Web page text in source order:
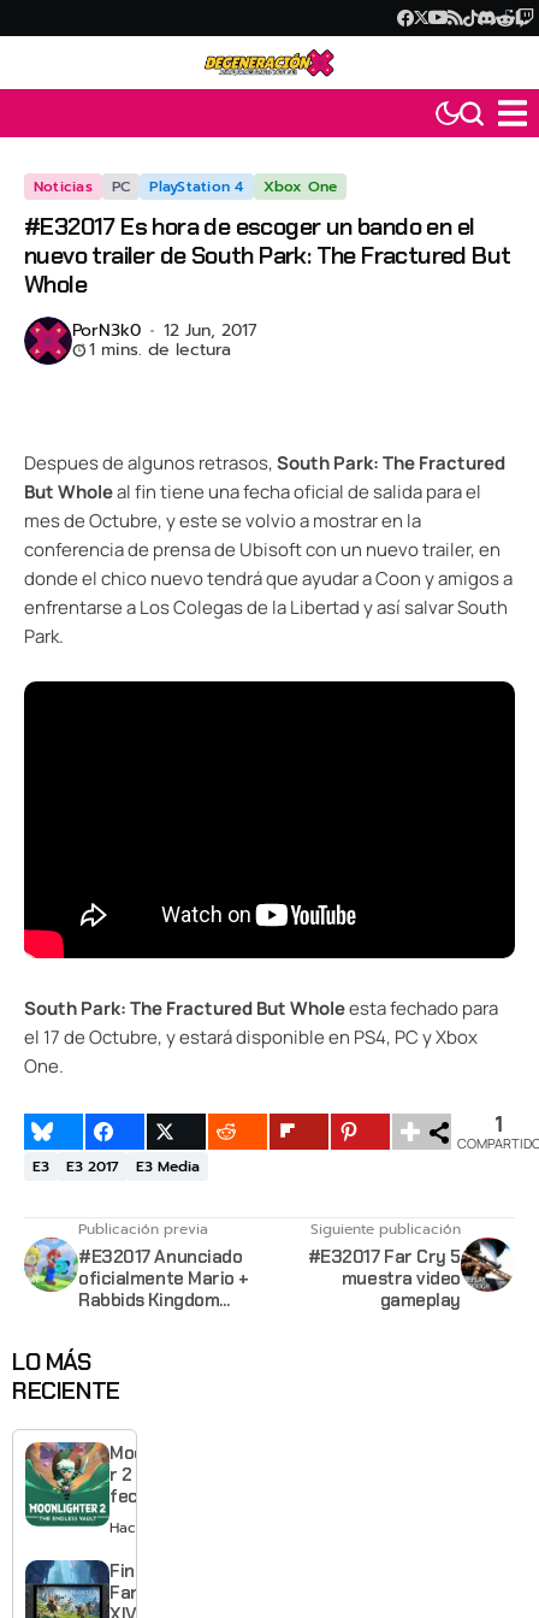
Noticias PC PlayStation 4 Xbox One
#E32017 Es hora de escoger un bando en el
nuevo trailer de South Park: The Fractured But
Whole
PorN3k0 12 Jun, 2017
1 mins. de lectura
Despues de algunos retrasos,South Park: The Fractured
But Wholeal fin tiene una fecha oficial de salida para el
mes de Octubre, y este se volvio a mostrar en la
conferencia de prensa de Ubisoft con un nuevo trailer, en
donde el chico nuevo tendrá que ayudar a Coon y amigos a
enfrentarse a Los Colegas de la Libertad y así salvar South
Park.
South Park: The Fractured But Wholeesta fechado para
el 17 de Octubre, y estará disponible en PS4, PC y Xbox
One.
1
E3 E3 2017 E3 Media
Publicación previa
#E32017 Anunciado
oficialmente Mario +
Rabbids Kingdom
Siguiente publicación
#E32017 Far Cry 5
muestra video
gameplay
LO MÁS
RECIENTE
Moonlighte
r 2 ya tiene
fecha y
puedes
quedarte
gratis con
el primero
Hace 4 horas
Final
Fantasy